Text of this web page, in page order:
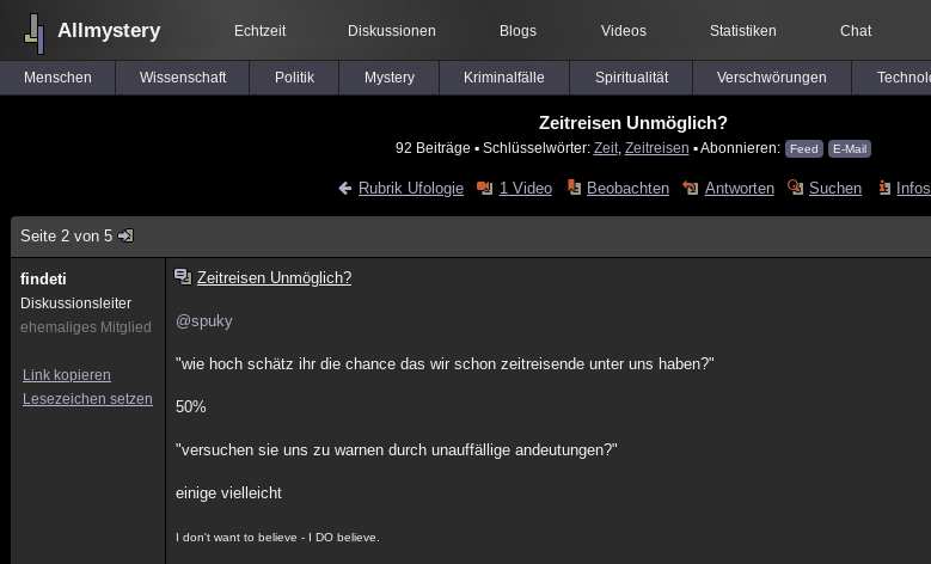
Allmystery Echtzeit Diskussionen Blogs Videos Statistiken Chat
Menschen Wissenschaft Politik Mystery Kriminalfälle Spiritualität Verschwörungen
Zeitreisen Unmöglich?
92 Beiträge ▪ Schlüsselwörter: Zeit, Zeitreisen ▪ Abonnieren: Feed E-Mail
Rubrik Ufologie 1 Video Beobachten Antworten Suchen Infos
Seite 2 von 5
findeti
Diskussionsleiter
ehemaliges Mitglied
Link kopieren
Lesezeichen setzen
Zeitreisen Unmöglich?
@spuky
"wie hoch schätz ihr die chance das wir schon zeitreisende unter uns haben?"
50%
"versuchen sie uns zu warnen durch unauffällige andeutungen?"
einige vielleicht
I don't want to believe - I DO believe.